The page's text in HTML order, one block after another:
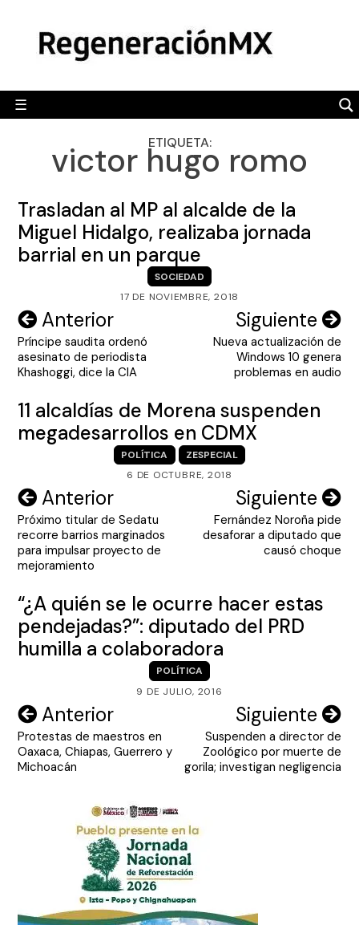
content
☰
POLÍTICA
CAMALEÓN
OPINIÓN
ENGLISH SECTION
VIDEOS
ETIQUETA:
victor hugo romo
Trasladan al MP al alcalde de la
Miguel Hidalgo, realizaba jornada
barrial en un parque
SOCIEDAD
17 DE NOVIEMBRE, 2018
Navegación
de
entradas
Anterior
Príncipe saudita ordenó
asesinato de periodista
Khashoggi, dice la CIA
Siguiente
Nueva actualización de
Windows 10 genera
problemas en audio
11 alcaldías de Morena suspenden
megadesarrollos en CDMX
POLÍTICA
ZESPECIAL
6 DE OCTUBRE, 2018
Navegación
de
entradas
Anterior
Próximo titular de Sedatu
recorre barrios marginados
para impulsar proyecto de
mejoramiento
Siguiente
Fernández Noroña pide
desaforar a diputado que
causó choque
“¿A quién se le ocurre hacer estas
pendejadas?”: diputado del PRD
humilla a colaboradora
POLÍTICA
9 DE JULIO, 2016
Navegación
de
entradas
Anterior
Protestas de maestros en
Oaxaca, Chiapas, Guerrero y
Michoacán
Siguiente
Suspenden a director de
Zoológico por muerte de
gorila; investigan negligencia